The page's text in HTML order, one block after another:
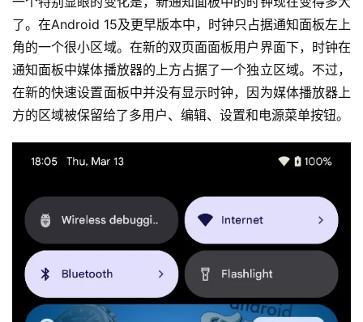
了。在Android 15及更早版本中，时钟只占据通知面板左上
角的一个很小区域。在新的双页面面板用户界面下，时钟在
通知面板中媒体播放器的上方占据了一个独立区域。不过，
在新的快速设置面板中并没有显示时钟，因为媒体播放器上
方的区域被保留给了多用户、编辑、设置和电源菜单按钮。